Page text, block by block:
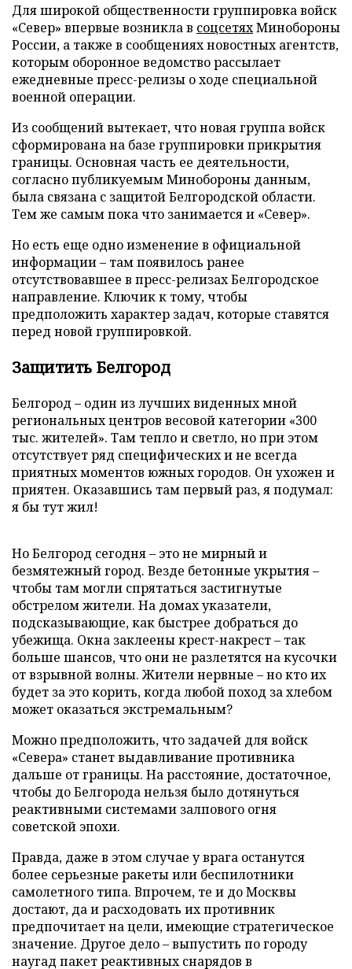
Для широкой общественности группировка войск
«Север» впервые возникла в соцсетяхМинобороны
России, а также в сообщениях новостных агентств,
которым оборонное ведомство рассылает
ежедневные пресс-релизы о ходе специальной
военной операции.
Из сообщений вытекает, что новая группа войск
сформирована на базе группировки прикрытия
границы. Основная часть ее деятельности,
согласно публикуемым Минобороны данным,
была связана с защитой Белгородской области.
Тем же самым пока что занимается и «Север».
Но есть еще одно изменение в официальной
информации – там появилось ранее
отсутствовавшее в пресс-релизах Белгородское
направление. Ключик к тому, чтобы
предположить характер задач, которые ставятся
перед новой группировкой.
Защитить Белгород
Белгород – один из лучших виденных мной
региональных центров весовой категории «300
тыс. жителей». Там тепло и светло, но при этом
отсутствует ряд специфических и не всегда
приятных моментов южных городов. Он ухожен и
приятен. Оказавшись там первый раз, я подумал:
я бы тут жил!
Но Белгород сегодня – это не мирный и
безмятежный город. Везде бетонные укрытия –
чтобы там могли спрятаться застигнутые
обстрелом жители. На домах указатели,
подсказывающие, как быстрее добраться до
убежища. Окна заклеены крест-накрест – так
больше шансов, что они не разлетятся на кусочки
от взрывной волны. Жители нервные – но кто их
будет за это корить, когда любой поход за хлебом
может оказаться экстремальным?
Можно предположить, что задачей для войск
«Севера» станет выдавливание противника
дальше от границы. На расстояние, достаточное,
чтобы до Белгорода нельзя было дотянуться
реактивными системами залпового огня
советской эпохи.
Правда, даже в этом случае у врага останутся
более серьезные ракеты или беспилотники
самолетного типа. Впрочем, те и до Москвы
достают, да и расходовать их противник
предпочитает на цели, имеющие стратегическое
значение. Другое дело – выпустить по городу
наугад пакет реактивных снарядов в